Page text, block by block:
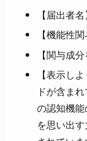
【届出者
【機能性
【関与成
【表示し
ドが含ま
の認知機
を思い出